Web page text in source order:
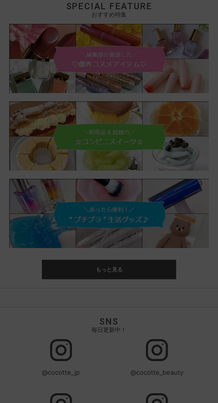
SPECIAL FEATURE
おすすめ特集
もっと見る
SNS
毎日更新中！
@cocotte_jp @cocotte_beauty